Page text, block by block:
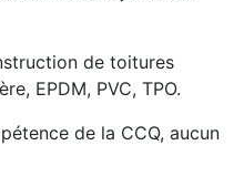
de toitures
EPDM, PVC, TPO.
de la CCQ, aucun